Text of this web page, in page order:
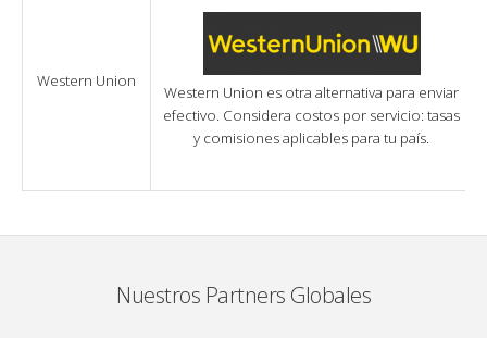
Western Union
Western Union es otra alternativa para enviar
efectivo. Considera costos por servicio: tasas
y comisiones aplicables para tu país.
Nuestros Partners Globales